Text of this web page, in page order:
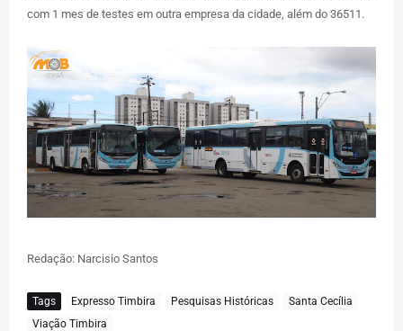
com 1 mes de testes em outra empresa da cidade, além do 36511.
Redação: Narcisio Santos
Tags Expresso Timbira Pesquisas Históricas
Santa Cecília
Viação Timbira